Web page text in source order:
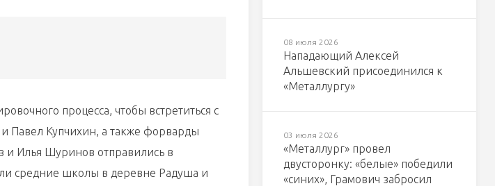
процесса, чтобы встретиться с
Павел Купчихин, а также форварды
и Илья Шуринов отправились в
средние школы в деревне Радуша и
08 июля 2026
Нападающий Алексей
Альшевский присоединился к
«Металлургу»
03 июля 2026
«Металлург» провел
двусторонку: «белые» победили
«синих», Грамович забросил